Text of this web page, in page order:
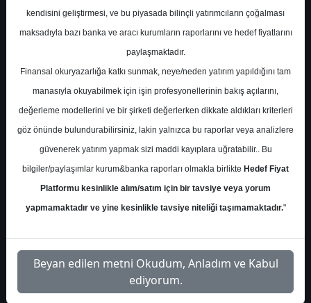
Vakıf Yatırım BİM Birleşik Mağazalar için
hedef fiyatını 651 TL'den 747 TL'ye yükseltti,
tavsiyesini 'AL' olarak korudu
Cuma, 27 Eylül 2024 00:00
S.No Dosya Adı İndir
1
vakif-yatirim-bimas-hedef-
fiyat-48422
Dosyayı İndir
kendisini geliştirmesi, ve bu piyasada bilinçli yatırımcıların çoğalması
maksadıyla bazı banka ve aracı kurumların raporlarını ve hedef fiyatlarını
paylaşmaktadır.
Finansal okuryazarlığa katkı sunmak, neye/neden yatırım yapıldığını tam
manasıyla okuyabilmek için işin profesyonellerinin bakış açılarını,
değerleme modellerini ve bir şirketi değerlerken dikkate aldıkları kriterleri
göz önünde bulundurabilirsiniz, lakin yalnızca bu raporlar veya analizlere
güvenerek yatırım yapmak sizi maddi kayıplara uğratabilir.. Bu
bilgiler/paylaşımlar kurum&banka raporları olmakla birlikte Hedef Fiyat
Platformu kesinlikle alım/satım için bir tavsiye veya yorum
yapmamaktadır ve yine kesinlikle tavsiye niteliği taşımamaktadır."
Beyan edilen metni Okudum, Anladım ve Kabul
ediyorum.